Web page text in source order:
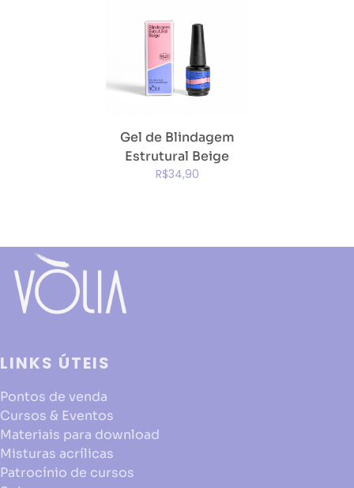
Gel de Blindagem
Estrutural Beige
R$34,90
LINKS ÚTEIS
Pontos de venda
Cursos & Eventos
Materiais para download
Misturas acrílicas
Patrocínio de cursos